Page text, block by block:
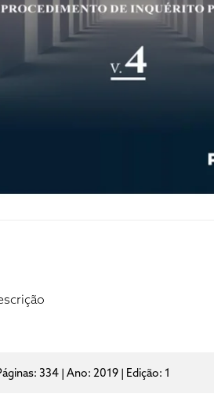
334 | Ano: 2019 | Edição: 1